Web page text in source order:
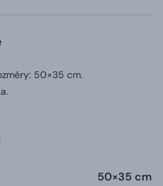
50×35 cm.
50×35 cm